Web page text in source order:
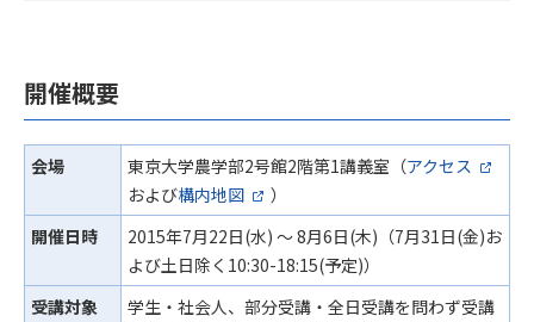
開催概要
会場 東京大学農学部2号館2階第1講義室（アクセス
および構内地図
）
開催日時
2015年7月22日(水) ～ 8月6日(木)（7月31日(金)お
よび土日除く10:30-18:15(予定)）
受講対象
学生・社会人、部分受講・全日受講を問わず受講